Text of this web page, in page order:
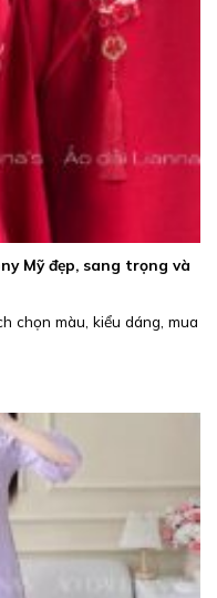
Mỹ đẹp, sang trọng và
chọn màu, kiểu dáng, mua